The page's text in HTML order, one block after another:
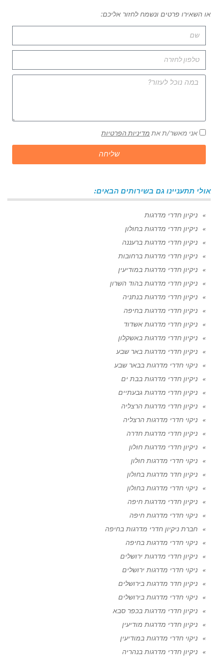
או השאירו פרטים ונשמח לחזור אליכם:
אני מאשר/ת את מדיניות הפרטיות
שליחה
אולי תתעניינו גם בשירותים הבאים:
ניקיון חדרי מדרגות
ניקיון חדרי מדרגות בחולון
ניקיון חדרי מדרגות ברעננה
ניקיון חדרי מדרגות ברחובות
ניקיון חדרי מדרגות במודיעין
ניקיון חדרי מדרגות בהוד השרון
ניקיון חדרי מדרגות בנתניה
ניקיון חדרי מדרגות בחיפה
ניקיון חדרי מדרגות אשדוד
ניקיון חדרי מדרגות באשקלון
ניקיון חדרי מדרגות באר שבע
ניקוי חדרי מדרגות בבאר שבע
ניקיון חדרי מדרגות בבת ים
ניקיון חדרי מדרגות גבעתיים
ניקיון חדרי מדרגות הרצליה
ניקוי חדרי מדרגות הרצליה
ניקיון חדרי מדרגות חדרה
ניקיון חדרי מדרגות חולון
ניקוי חדרי מדרגות חולון
ניקיון חדר מדרגות בחולון
ניקוי חדרי מדרגות בחולון
ניקיון חדרי מדרגות חיפה
ניקוי חדרי מדרגות חיפה
חברת ניקיון חדרי מדרגות בחיפה
ניקוי חדרי מדרגות בחיפה
ניקיון חדרי מדרגות ירושלים
ניקוי חדרי מדרגות ירושלים
ניקיון חדר מדרגות בירושלים
ניקוי חדרי מדרגות בירושלים
ניקיון חדרי מדרגות בכפר סבא
ניקיון חדרי מדרגות מודיעין
ניקוי חדרי מדרגות במודיעין
ניקיון חדרי מדרגות בנהריה